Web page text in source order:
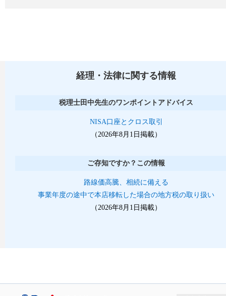
経理・法律に関する情報
税理士田中先生のワンポイントアドバイス
NISA口座とクロス取引
（2026年8月1日掲載）
ご存知ですか？この情報
路線価高騰、相続に備える
事業年度の途中で本店移転した場合の地方税の取り扱い
（2026年8月1日掲載）